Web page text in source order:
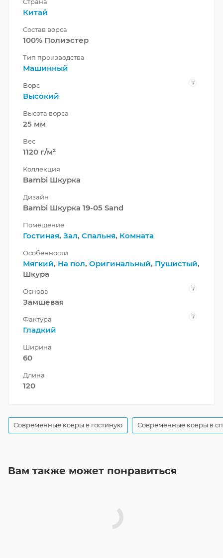
Страна
Китай
Состав ворса
100% Полиэстер
Тип производства
Машинный
Ворс ?
Высокий
Высота ворса
25 мм
Вес
1120 г/м²
Коллекция
Bambi Шкурка
Дизайн
Bambi Шкурка 19-05 Sand
Помещение
Гостиная, Зал, Спальня, Комната
Особенности
Мягкий, На пол, Оригинальный, Пушистый,
Шкура
Основа ?
Замшевая
Фактура ?
Гладкий
Ширина
60
Длина
120
Современные ковры в гостиную Современные ковры в
Вам также может понравиться